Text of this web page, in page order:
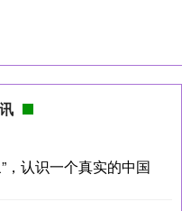
，认识一个真实的中国